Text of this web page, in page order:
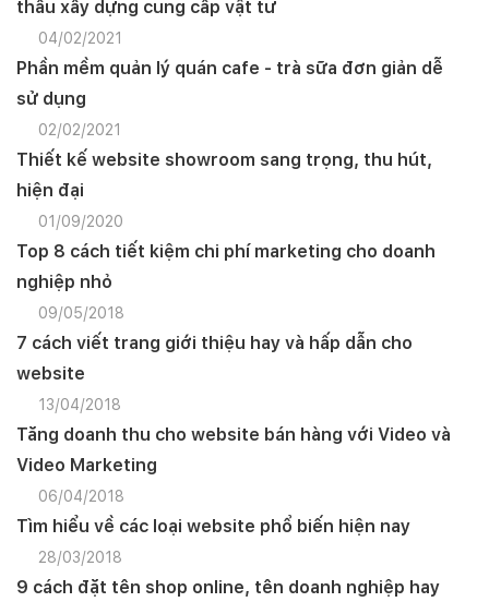
thầu xây dựng cung cấp vật tư
04/02/2021
Phần mềm quản lý quán cafe - trà sữa đơn giản dễ
sử dụng
02/02/2021
Thiết kế website showroom sang trọng, thu hút,
hiện đại
01/09/2020
Top 8 cách tiết kiệm chi phí marketing cho doanh
nghiệp nhỏ
09/05/2018
7 cách viết trang giới thiệu hay và hấp dẫn cho
website
13/04/2018
Tăng doanh thu cho website bán hàng với Video và
Video Marketing
06/04/2018
Tìm hiểu về các loại website phổ biến hiện nay
28/03/2018
9 cách đặt tên shop online, tên doanh nghiệp hay